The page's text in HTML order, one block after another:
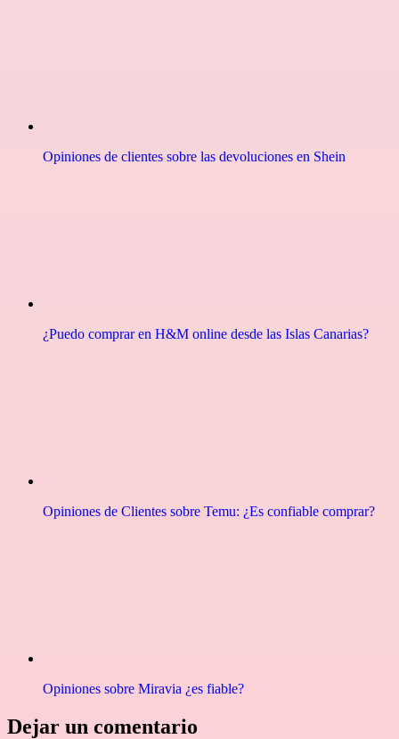
Opiniones de clientes sobre las devoluciones en Shein
¿Puedo comprar en H&M online desde las Islas Canarias?
Opiniones de Clientes sobre Temu: ¿Es confiable comprar?
Opiniones sobre Miravia ¿es fiable?
Dejar un comentario